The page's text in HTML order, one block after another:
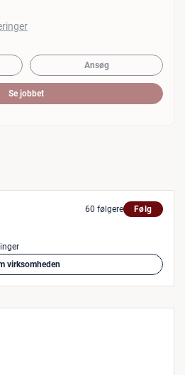
Ansøg
Se jobbet
60 følgere Følg
virksomheden